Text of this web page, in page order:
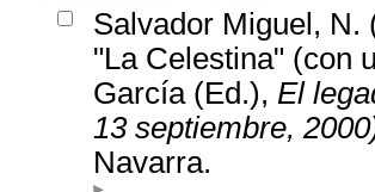
Salvador Miguel, N.
"La Celestina" (con
García (Ed.), El
13 septiembre,
Navarra.